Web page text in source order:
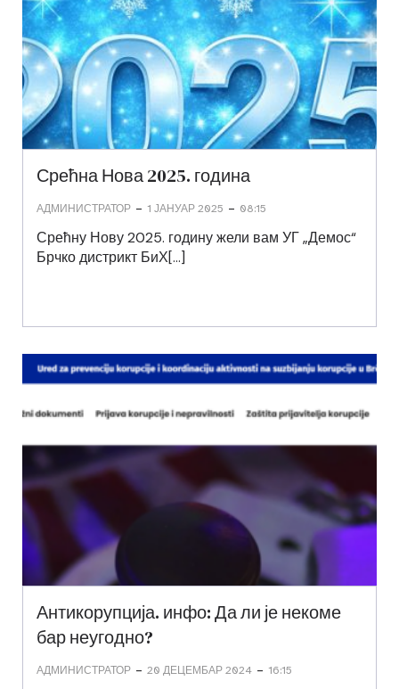
Срећна Нова 2025. година
АДМИНИСТРАТОР - 1 ЈАНУАР 2025 - 08:15
Срећну Нову 2025. годину жели вам УГ „Демос“
Брчко дистрикт БиХ[…]
Антикорупција. инфо: Да ли је некоме
бар неугодно?
АДМИНИСТРАТОР - 20 ДЕЦЕМБАР 2024 - 16:15